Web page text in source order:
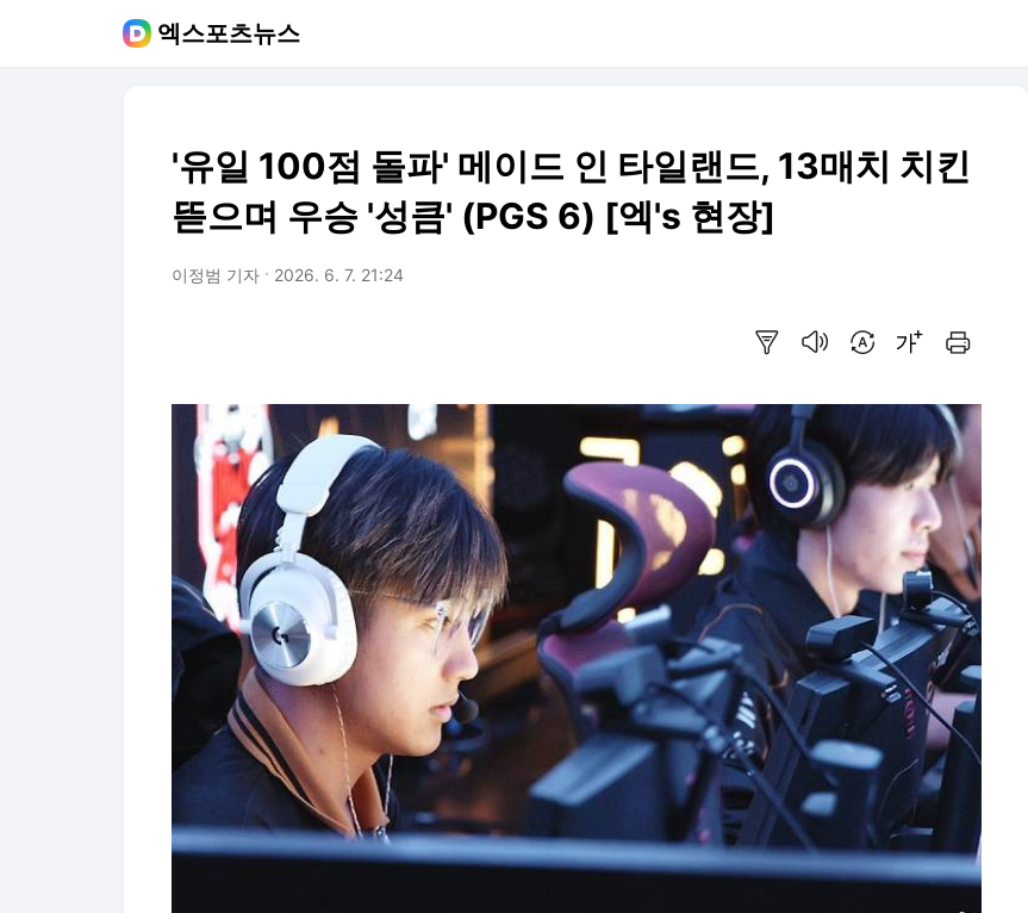
엑스포츠뉴스
'유일 100점 돌파' 메이드 인 타일랜드, 13매치 치킨
뜯으며 우승 '성큼' (PGS 6) [엑's 현장]
이정범 기자 2026. 6. 7. 21:24